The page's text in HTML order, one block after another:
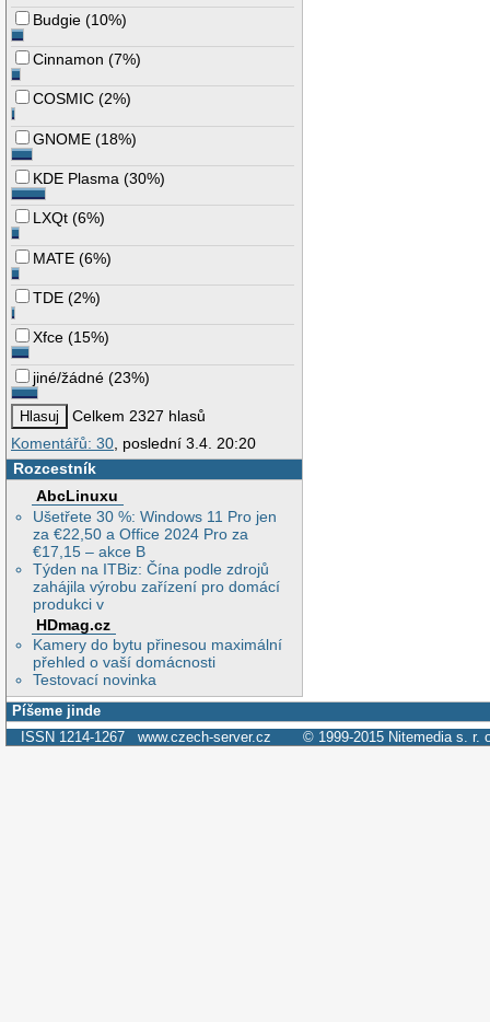
Budgie (10%)
Cinnamon (7%)
COSMIC (2%)
GNOME (18%)
KDE Plasma (30%)
LXQt (6%)
MATE (6%)
TDE (2%)
Xfce (15%)
jiné/žádné (23%)
Celkem 2327 hlasů
Komentářů: 30, poslední 3.4. 20:20
Rozcestník
AbcLinuxu
Ušetřete 30 %: Windows 11 Pro jen
za €22,50 a Office 2024 Pro za
€17,15 – akce B
Týden na ITBiz: Čína podle zdrojů
zahájila výrobu zařízení pro domácí
produkci v
HDmag.cz
Kamery do bytu přinesou maximální
přehled o vaší domácnosti
Testovací novinka
Píšeme jinde
ISSN 1214-1267 www.czech-server.cz © 1999-2015 Nitemedia s. r.